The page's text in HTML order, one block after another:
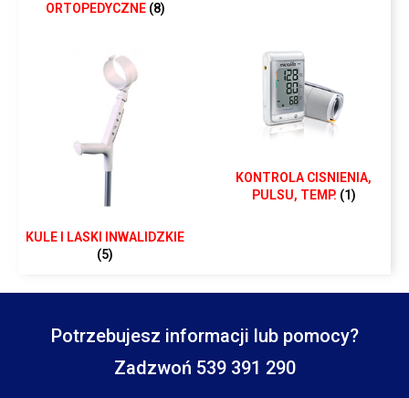
ORTOPEDYCZNE (8)
KULE I LASKI INWALIDZKIE
(5)
KONTROLA CISNIENIA,
PULSU, TEMP. (1)
Potrzebujesz informacji lub pomocy?
Zadzwoń 539 391 290